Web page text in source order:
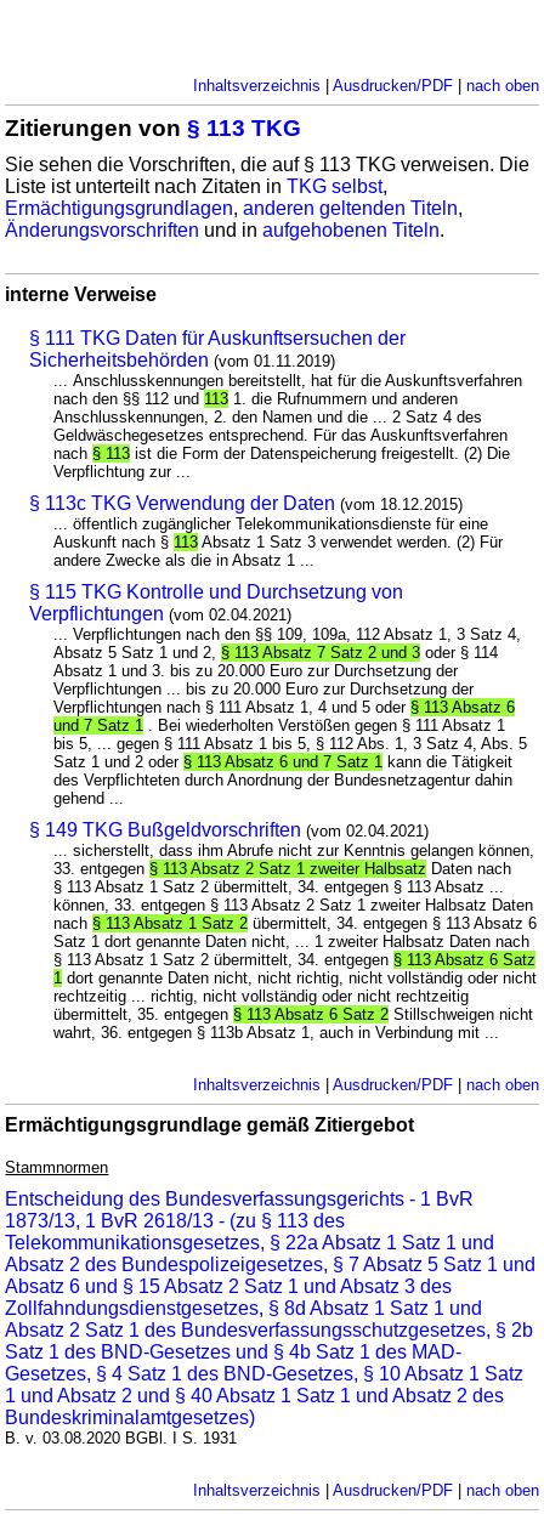
Inhaltsverzeichnis | Ausdrucken/PDF| nach oben
Zitierungen von§ 113 TKG
Sie sehen die Vorschriften, die auf § 113 TKG verweisen. Die
Liste ist unterteilt nach Zitaten inTKG selbst,
Ermächtigungsgrundlagen,anderen geltenden Titeln,
Änderungsvorschriften und inaufgehobenen Titeln.
interne Verweise
§ 111 TKG Daten für Auskunftsersuchen der
Sicherheitsbehörden (vom 01.11.2019)
... Anschlusskennungen bereitstellt, hat für die Auskunftsverfahren
nach den §§ 112 und 113 1. die Rufnummern und anderen
Anschlusskennungen, 2. den Namen und die ... 2 Satz 4 des
Geldwäschegesetzes entsprechend. Für das Auskunftsverfahren
nach § 113 ist die Form der Datenspeicherung freigestellt. (2) Die
Verpflichtung zur ...
§ 113c TKG Verwendung der Daten (vom 18.12.2015)
... öffentlich zugänglicher Telekommunikationsdienste für eine
Auskunft nach § 113 Absatz 1 Satz 3 verwendet werden. (2) Für
andere Zwecke als die in Absatz 1 ...
§ 115 TKG Kontrolle und Durchsetzung von
Verpflichtungen (vom 02.04.2021)
... Verpflichtungen nach den §§ 109, 109a, 112 Absatz 1, 3 Satz 4,
Absatz 5 Satz 1 und 2, § 113 Absatz 7 Satz 2 und 3 oder § 114
Absatz 1 und 3. bis zu 20.000 Euro zur Durchsetzung der
Verpflichtungen ... bis zu 20.000 Euro zur Durchsetzung der
Verpflichtungen nach § 111 Absatz 1, 4 und 5 oder § 113 Absatz 6
und 7 Satz 1
. Bei wiederholten Verstößen gegen § 111 Absatz 1
bis 5, ... gegen § 111 Absatz 1 bis 5, § 112 Abs. 1, 3 Satz 4, Abs. 5
Satz 1 und 2 oder § 113 Absatz 6 und 7 Satz 1 kann die Tätigkeit
des Verpflichteten durch Anordnung der Bundesnetzagentur dahin
gehend ...
§ 149 TKG Bußgeldvorschriften (vom 02.04.2021)
... sicherstellt, dass ihm Abrufe nicht zur Kenntnis gelangen können,
33. entgegen § 113 Absatz 2 Satz 1 zweiter Halbsatz Daten nach
§ 113 Absatz 1 Satz 2 übermittelt, 34. entgegen § 113 Absatz ...
können, 33. entgegen § 113 Absatz 2 Satz 1 zweiter Halbsatz Daten
nach § 113 Absatz 1 Satz 2 übermittelt, 34. entgegen § 113 Absatz 6
Satz 1 dort genannte Daten nicht, ... 1 zweiter Halbsatz Daten nach
§ 113 Absatz 1 Satz 2 übermittelt, 34. entgegen § 113 Absatz 6 Satz
1 dort genannte Daten nicht, nicht richtig, nicht vollständig oder nicht
rechtzeitig ... richtig, nicht vollständig oder nicht rechtzeitig
übermittelt, 35. entgegen § 113 Absatz 6 Satz 2 Stillschweigen nicht
wahrt, 36. entgegen § 113b Absatz 1, auch in Verbindung mit ...
Inhaltsverzeichnis | Ausdrucken/PDF| nach oben
Ermächtigungsgrundlage gemäß Zitiergebot
Stammnormen
Entscheidung des Bundesverfassungsgerichts - 1 BvR
1873/13, 1 BvR 2618/13 - (zu § 113 des
Telekommunikationsgesetzes, § 22a Absatz 1 Satz 1 und
Absatz 2 des Bundespolizeigesetzes, § 7 Absatz 5 Satz 1 und
Absatz 6 und § 15 Absatz 2 Satz 1 und Absatz 3 des
Zollfahndungsdienstgesetzes, § 8d Absatz 1 Satz 1 und
Absatz 2 Satz 1 des Bundesverfassungsschutzgesetzes, § 2b
Satz 1 des BND-Gesetzes und § 4b Satz 1 des MAD-
Gesetzes, § 4 Satz 1 des BND-Gesetzes, § 10 Absatz 1 Satz
1 und Absatz 2 und § 40 Absatz 1 Satz 1 und Absatz 2 des
Bundeskriminalamtgesetzes)
B. v. 03.08.2020 BGBl. I S. 1931
Inhaltsverzeichnis | Ausdrucken/PDF| nach oben